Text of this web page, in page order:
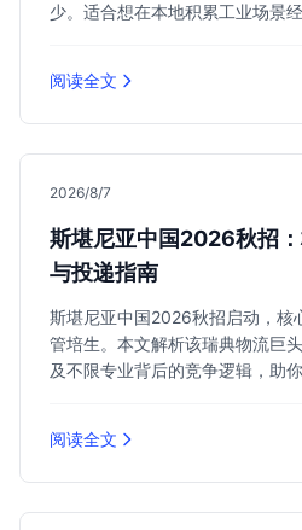
少。适合想在本地积累工业场景经
阅读全文
2026/8/7
斯堪尼亚中国2026秋招
与投递指南
斯堪尼亚中国2026秋招启动，核
管培生。本文解析该瑞典物流巨
及不限专业背后的竞争逻辑，助
阅读全文